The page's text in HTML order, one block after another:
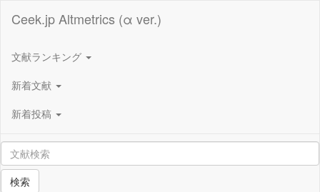
Ceek.jp Altmetrics (α ver.)
文献ランキング
新着文献
新着投稿
検索